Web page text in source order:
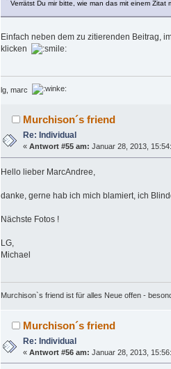
Verrätst Du mir bitte, wie man das mit einem Zitat
Einfach neben dem zu zitierenden Beitrag,
klicken
lg, marc
Murchison´s friend
Re: Individual
«Antwort #55 am: Januar 28, 2013,
Hello lieber MarcAndree,
danke, gerne hab ich mich blamiert, ich
Nächste Fotos !
LG,
Michael
Murchison`s friend ist für alles Neue offen -
Murchison´s friend
Re: Individual
«Antwort #56 am: Januar 28, 2013,